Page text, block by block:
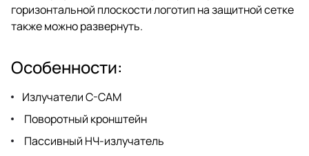
горизонтальной плоскости логотип на защитной сетке
также можно развернуть.
Особенности:
Излучатели C-CAM
Поворотный кронштейн
Пассивный НЧ-излучатель